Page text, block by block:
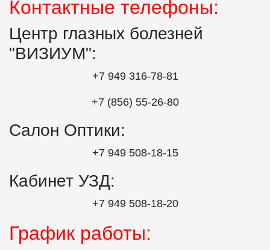
Контактные телефоны:
Центр глазных болезней
"ВИЗИУМ":
+7 949 316-78-81
+7 (856) 55‑26‑80
Салон Оптики:
+7 949 508‑18‑15
Кабинет УЗД:
+7 949 508‑18‑20
График работы: